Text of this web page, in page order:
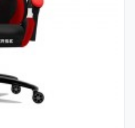
được sự thoải
có thể ngả lưng để
sách hoặc xem
còn trang bị gối
mắt nhìn tốt, kết
có tư thế ngồi